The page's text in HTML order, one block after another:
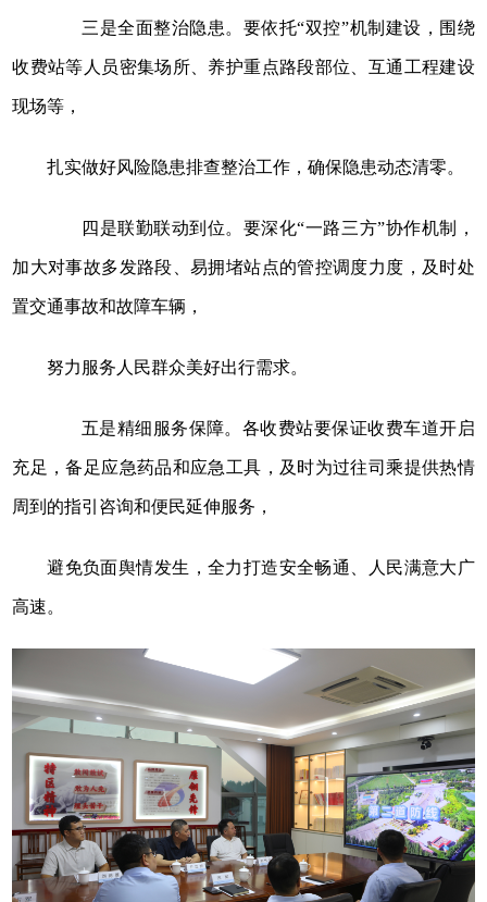
三是全面整治隐患。要依托“双控”机制建设，围绕
收费站等人员密集场所、养护重点路段部位、互通工程建设
现场等，
扎实做好风险隐患排查整治工作，确保隐患动态清零。
四是联勤联动到位。要深化“一路三方”协作机制，
加大对事故多发路段、易拥堵站点的管控调度力度，及时处
置交通事故和故障车辆，
努力服务人民群众美好出行需求。
五是精细服务保障。各收费站要保证收费车道开启
充足，备足应急药品和应急工具，及时为过往司乘提供热情
周到的指引咨询和便民延伸服务，
避免负面舆情发生，全力打造安全畅通、人民满意大广
高速。